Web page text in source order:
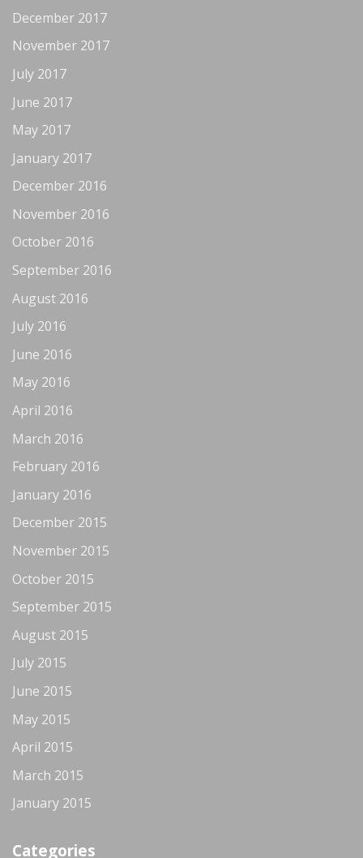
December 2017
November 2017
July 2017
June 2017
May 2017
January 2017
December 2016
November 2016
October 2016
September 2016
August 2016
July 2016
June 2016
May 2016
April 2016
March 2016
February 2016
January 2016
December 2015
November 2015
October 2015
September 2015
August 2015
July 2015
June 2015
May 2015
April 2015
March 2015
January 2015
Categories